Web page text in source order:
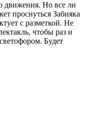
движения. Но все ли
проснуться Забияка
с разметкой. Не
чтобы раз и
Будет